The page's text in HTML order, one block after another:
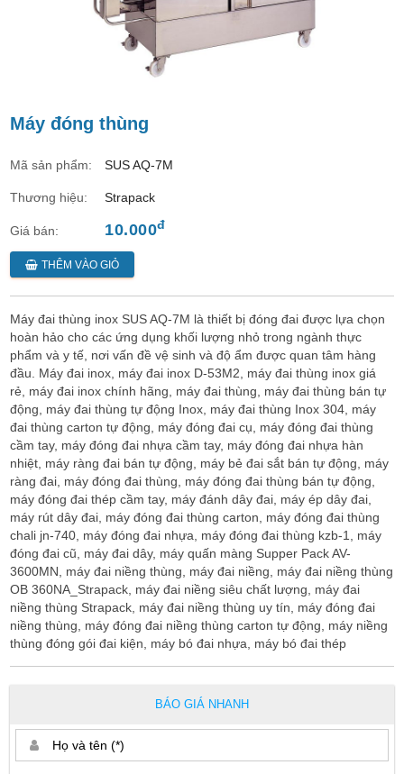
Máy đóng thùng
Mã sản phẩm: SUS AQ-7M
Thương hiệu: Strapack
Giá bán: 10.000đ
THÊM VÀO GIỎ
Máy đai thùng inox SUS AQ-7M là thiết bị đóng đai được lựa chọn
hoàn hảo cho các ứng dụng khối lượng nhỏ trong ngành thực
phẩm và y tế, nơi vấn đề vệ sinh và độ ẩm được quan tâm hàng
đầu. Máy đai inox, máy đai inox D-53M2, máy đai thùng inox giá
rẻ, máy đai inox chính hãng, máy đai thùng, máy đai thùng bán tự
động, máy đai thùng tự động Inox, máy đai thùng Inox 304, máy
đai thùng carton tự động, máy đóng đai cụ, máy đóng đai thùng
cầm tay, máy đóng đai nhựa cầm tay, máy đóng đai nhựa hàn
nhiệt, máy ràng đai bán tự động, máy bẻ đai sắt bán tự động, máy
ràng đai, máy đóng đai thùng, máy đóng đai thùng bán tự động,
máy đóng đai thép cầm tay, máy đánh dây đai, máy ép dây đai,
máy rút dây đai, máy đóng đai thùng carton, máy đóng đai thùng
chali jn-740, máy đóng đai nhựa, máy đóng đai thùng kzb-1, máy
đóng đai cũ, máy đai dây, máy quấn màng Supper Pack AV-
3600MN, máy đai niềng thùng, máy đai niềng, máy đai niềng thùng
OB 360NA_Strapack, máy đai niềng siêu chất lượng, máy đai
niềng thùng Strapack, máy đai niềng thùng uy tín, máy đóng đai
niềng thùng, máy đóng đai niềng thùng carton tự động, máy niềng
thùng đóng gói đai kiện, máy bó đai nhựa, máy bó đai thép
BÁO GIÁ NHANH